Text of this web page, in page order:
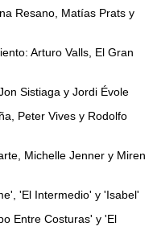
Resano, Matías Prats y
Arturo Valls, El Gran
Sistiaga y Jordi Évole
Peter Vives y Rodolfo
Michelle Jenner y Miren
'El Intermedio' y 'Isabel'
Entre Costuras' y 'El